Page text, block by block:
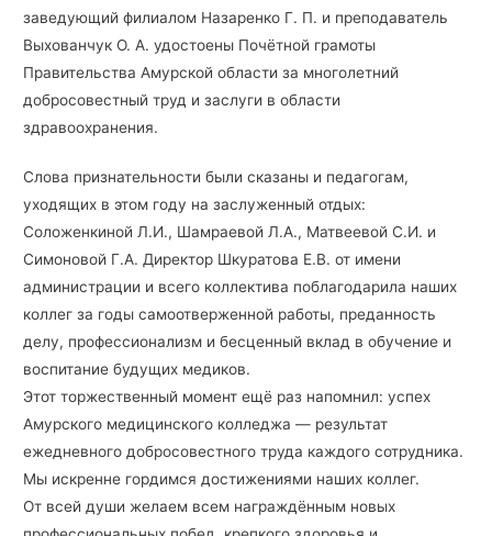
заведующий филиалом Назаренко Г. П. и преподаватель
Выхованчук О. А. удостоены Почётной грамоты
Правительства Амурской области за многолетний
добросовестный труд и заслуги в области
здравоохранения.
Слова признательности были сказаны и педагогам,
уходящих в этом году на заслуженный отдых:
Соложенкиной Л.И., Шамраевой Л.А., Матвеевой С.И. и
Симоновой Г.А. Директор Шкуратова Е.В. от имени
администрации и всего коллектива поблагодарила наших
коллег за годы самоотверженной работы, преданность
делу, профессионализм и бесценный вклад в обучение и
воспитание будущих медиков.
Этот торжественный момент ещё раз напомнил: успех
Амурского медицинского колледжа — результат
ежедневного добросовестного труда каждого сотрудника.
Мы искренне гордимся достижениями наших коллег.
От всей души желаем всем награждённым новых